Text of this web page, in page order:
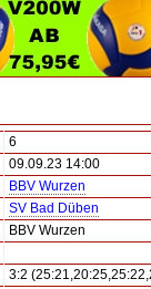
6
09.09.23 14:00
BBV Wurzen
SV Bad Düben
BBV Wurzen
3:2